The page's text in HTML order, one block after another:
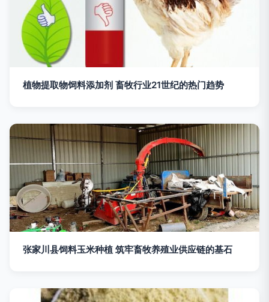
植物提取物饲料添加剂 畜牧行业21世纪的热门趋势
张家川县饲料玉米种植 筑牢畜牧养殖业供应链的基石